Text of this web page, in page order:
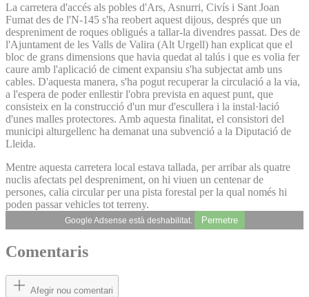
La carretera d'accés als pobles d'Ars, Asnurri, Civís i Sant Joan
Fumat des de l'N-145 s'ha reobert aquest dijous, després que un
despreniment de roques obligués a tallar-la divendres passat. Des de
l'Ajuntament de les Valls de Valira (Alt Urgell) han explicat que el
bloc de grans dimensions que havia quedat al talús i que es volia fer
caure amb l'aplicació de ciment expansiu s'ha subjectat amb uns
cables. D'aquesta manera, s'ha pogut recuperar la circulació a la via,
a l'espera de poder enllestir l'obra prevista en aquest punt, que
consisteix en la construcció d'un mur d'escullera i la instal·lació
d'unes malles protectores. Amb aquesta finalitat, el consistori del
municipi alturgellenc ha demanat una subvenció a la Diputació de
Lleida.
Mentre aquesta carretera local estava tallada, per arribar als quatre
nuclis afectats pel despreniment, on hi viuen un centenar de
persones, calia circular per una pista forestal per la qual només hi
poden passar vehicles tot terreny.
Google Adsense està deshabilitat. Permetre
Comentaris
Afegir nou comentari